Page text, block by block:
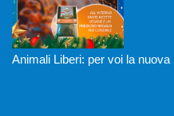
Animali Liberi: per voi la